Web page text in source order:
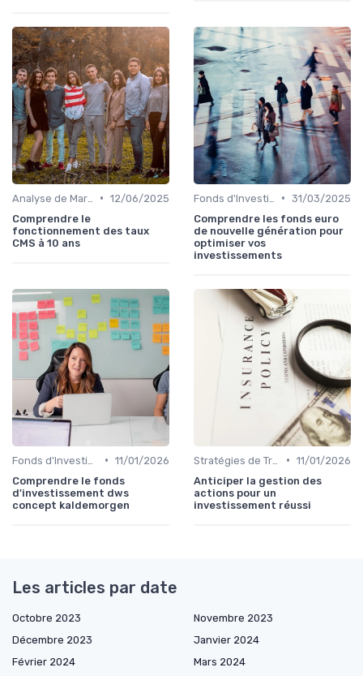
• 12/06/2025
Comprendre le
fonctionnement des taux
CMS à 10 ans
• 31/03/2025
Comprendre les fonds euro
de nouvelle génération pour
optimiser vos
investissements
• 11/01/2026
Comprendre le fonds
d'investissement dws
concept kaldemorgen
• 11/01/2026
Anticiper la gestion des
actions pour un
investissement réussi
Les articles par date
Octobre 2023
Novembre 2023
Décembre 2023
Janvier 2024
Février 2024
Mars 2024